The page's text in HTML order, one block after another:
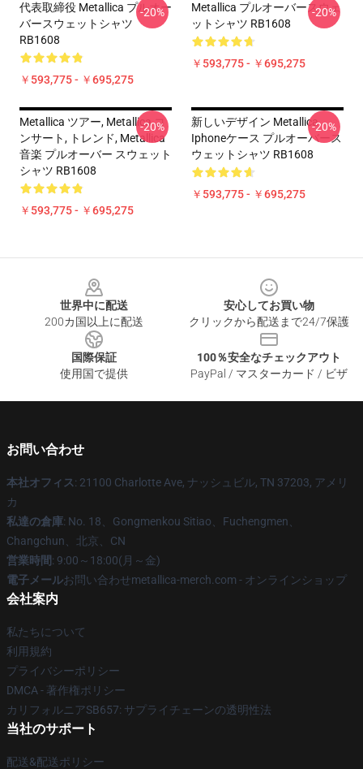
代表取締役 Metallica プルオー
バースウェットシャツ
RB1608
￥593,775 - ￥695,275
-20%
Metallica プルオーバースウェ
ットシャツ RB1608
￥593,775 - ￥695,275
-20%
Metallica ツアー, Metallica コ
ンサート, トレンド, Metallica
音楽 プルオーバー スウェット
シャツ RB1608
￥593,775 - ￥695,275
-20%
新しいデザイン Metallica
Iphoneケース プルオーバース
ウェットシャツ RB1608
￥593,775 - ￥695,275
-20%
世界中に配送
200カ国以上に配送
安心してお買い物
クリックから配送まで24/7保護
国際保証
使用国で提供
100％安全なチェックアウト
PayPal / マスターカード / ビザ
お問い合わせ
本社オフィス: 21100 Charlotte Ave, ナッシュビル, TN 37203, アメリ
カ
私達の倉庫: No. 18、Gongmenkou Sitiao、Fuchengmen、
Changchun、北京、CN
営業時間: 9:00～18:00(月～金)
電子メールお問い合わせmetallica-merch.com - オンラインショップ
会社案内
私たちについて
利用規約
プライバシーポリシー
DMCA - 著作権ポリシー
カリフォルニアSB657: サプライチェーンの透明性法
当社のサポート
配送&配送ポリシー